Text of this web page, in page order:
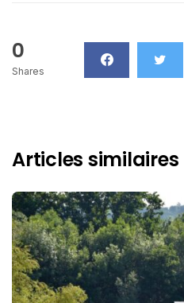
0
Shares
Articles similaires